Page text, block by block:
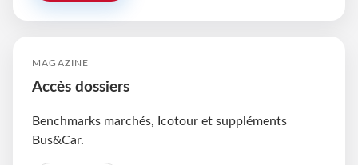
MAGAZINE
Accès dossiers
Benchmarks marchés, Icotour et suppléments
Bus&Car.